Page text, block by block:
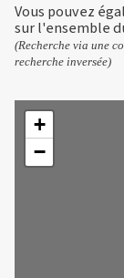
Vous pouvez
sur l'ensemble
(Recherche via une
recherche inversée)
+
−